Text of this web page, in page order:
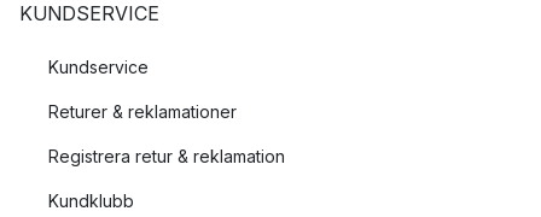
KUNDSERVICE
Kundservice
Returer & reklamationer
Registrera retur & reklamation
Kundklubb